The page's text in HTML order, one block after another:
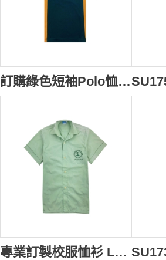
訂購綠色短袖Polo恤 撞色衫側 中小學生校服 設計訂造 POLO款運動校服 校服專門店 校服公司 澳洲 SU176
專業訂製校服恤衫 Logo繡花款式校服恤衫 校服造型選擇 校服恤衫專門店 伊斯蘭 SU174